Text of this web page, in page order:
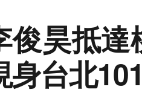
俊昊抵達
身台北